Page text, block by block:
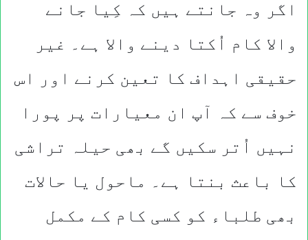
اگر وہ جانتے ہیں کہ کِیا جانے
والا کام اُکتا دینے والا ہے۔ غیر
حقیقی اہداف کا تعین کرنے اور اس
خوف سے کہ آپ ان معیارات پر پورا
نہیں اُتر سکیں گے بھی حیلہ تراشی
کا باعث بنتا ہے۔ ماحول یا حالات
بھی طلباء کو کسی کام کے مکمل